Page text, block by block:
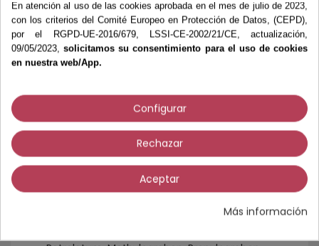
epidermis del pie
• Devuelve a la piel su suavidad y tersura
• Efecto duradero
• Protección de la piel contra cambios de
temperatura, roces del calzado, sol, aire, etc.
MODO DE EMPLEO:
Extender la crema mediante un masaje
suave en los pies limpios y secos /
Recomendable dos aplicaciones diarias / No
aplicar sobre heridas abiertas.
INGREDIENTES (Composición):
Aqua, Urea, Glyceryl Stearate SE, Glycerin,
Cetyl Alcohol, Paraffi num Liquidum, Aloe
Barbadensis gel, Centella Asiática extract,
En atención al uso de las cookies aprobada en el mes de julio de 2023,
con los criterios del Comité Europeo en Protección de Datos, (CEPD),
por el RGPD-UE-2016/679, LSSI-CE-2002/21/CE, actualización,
09/05/2023,solicitamos su consentimiento para el uso de cookies
en nuestra web/App.
Configurar
Rechazar
Aceptar
Más información